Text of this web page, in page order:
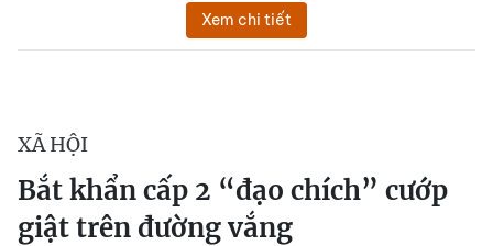
Xem chi tiết
XÃ HỘI
Bắt khẩn cấp 2 “đạo chích” cướp
giật trên đường vắng